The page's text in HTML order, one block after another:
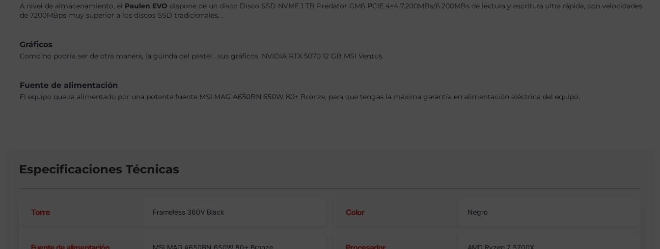
A nivel de almacenamiento, el Paulen EVO dispone de un disco Disco SSD NVME 1 TB Predator GM6 PCIE 4×4 7.200MBs/6.200MBs de lectura y escritura ultra rápida, con velocidades
de 7200MBps muy superior a los discos SSD tradicionales. .
Gráficos
Como no podría ser de otra manera, la guinda del pastel , sus gráficos, NVIDIA RTX 5070 12 GB MSI Ventus.
Fuente de alimentación
El equipo queda alimentado por una potente fuente MSI MAG A650BN 650W 80+ Bronze, para que tengas la máxima garantía en alimentación eléctrica del equipo.
Especificaciones Técnicas
Torre Frameless 360V Black Color Negro
MSI MAG A650BN 650W 80+ Bronze AMD Ryzen 7 5700X